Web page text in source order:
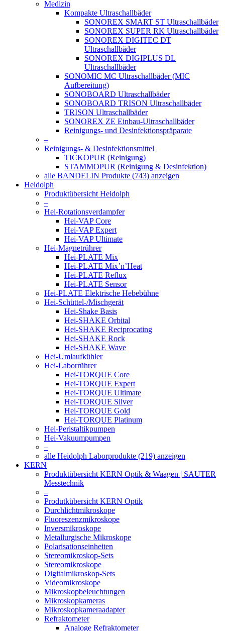
Medizin
Kompakte Ultraschallbäder
SONOREX SMART ST Ultraschallbäder
SONOREX SUPER RK Ultraschallbäder
SONOREX DIGITEC DT
Ultraschallbäder
SONOREX DIGIPLUS DL
Ultraschallbäder
SONOMIC MC Ultraschallbäder (MIC
Aufbereitung)
SONOBOARD Ultraschallbäder
SONOBOARD TRISON Ultraschallbäder
TRISON Ultraschallbäder
SONOREX ZE Einbau-Ultraschallbäder
Reinigungs- und Desinfektionspräparate
–
Reinigungs- & Desinfektionsmittel
TICKOPUR (Reinigung)
STAMMOPUR (Reinigung & Desinfektion)
alle BANDELIN Produkte (743) anzeigen
Heidolph
Produktübersicht Heidolph
–
Hei-Rotationsverdampfer
Hei-VAP Core
Hei-VAP Expert
Hei-VAP Ultimate
Hei-Magnetrührer
Hei-PLATE Mix
Hei-PLATE Mix’n’Heat
Hei-PLATE Reflux
Hei-PLATE Sensor
Hei-PLATE Elektrische Hebebühne
Hei-Schüttel-/Mischgerät
Hei-Shake Basis
Hei-SHAKE Orbital
Hei-SHAKE Reciprocating
Hei-SHAKE Rock
Hei-SHAKE Wave
Hei-Umlaufkühler
Hei-Laborrührer
Hei-TORQUE Core
Hei-TORQUE Expert
Hei-TORQUE Ultimate
Hei-TORQUE Silver
Hei-TORQUE Gold
Hei-TORQUE Platinum
Hei-Peristaltikpumpen
Hei-Vakuumpumpen
–
alle Heidolph Laborprodukte (219) anzeigen
KERN
Produktübersicht KERN Optik & Waagen | SAUTER
Messtechnik
–
Produtkübersicht KERN Optik
Durchlichtmikroskope
Fluoreszenzmikroskope
Inversmikroskope
Metallurgische Mikroskope
Polarisationseinheiten
Stereomikroskop-Sets
Stereomikroskope
Digitalmikroskop-Sets
Videomikroskope
Mikroskopbeleuchtungen
Mikroskopkameras
Mikroskopkameraadapter
Refraktometer
Analoge Refraktometer